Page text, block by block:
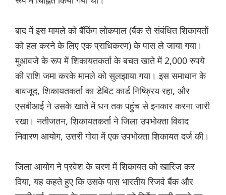
बाद में इस मामले को बैंकिंग लोकपाल (बैंक से संबंधित शिकायतों
को हल करने के लिए एक प्राधिकरण) के पास ले जाया गया।
मुआवजे के रूप में शिकायतकर्ता के बचत खाते में 2,000 रुपये
की राशि जमा करके मामले को सुलझाया गया। इस समाधान के
बावजूद, शिकायतकर्ता का डेबिट कार्ड निष्क्रिय रहा, और
एसबीआई ने उसके खाते में धन तक पहुंच से इनकार करना जारी
रखा। नतीजतन, शिकायतकर्ता ने जिला उपभोक्ता विवाद
निवारण आयोग, उत्तरी गोवा में एक उपभोक्ता शिकायत दर्ज की।
जिला आयोग ने प्रवेश के चरण में शिकायत को खारिज कर
दिया, यह कहते हुए कि उसके पास भारतीय रिजर्व बैंक और